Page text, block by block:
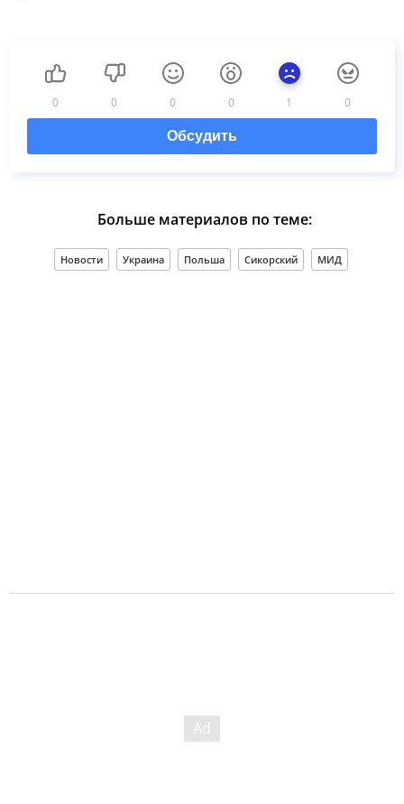
0 0 0 0 1 0
Обсудить
Больше материалов по теме:
Новости Украина Польша Сикорский МИД